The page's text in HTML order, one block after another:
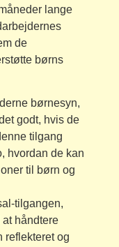
lange
de
børns
børnesyn,
godt, hvis de
tilgang
hvordan de kan
til børn og
tilgangen,
håndtere
reflekteret og